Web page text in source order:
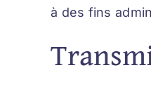
à des fins